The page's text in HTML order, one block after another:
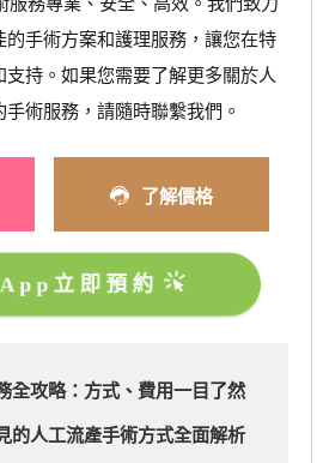
手術方案和護理服務，讓您在特
持。如果您需要了解更多關於人
手術服務，請隨時聯繫我們。
了解價格
立即預約
全攻略：方式、費用一目了然
的人工流產手術方式全面解析